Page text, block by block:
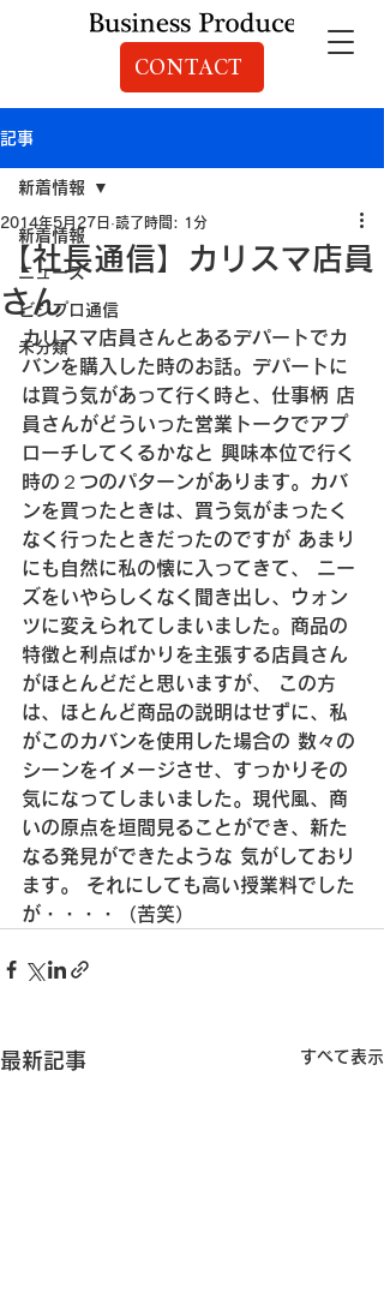
CONTACT
記事
新着情報
ニュース
ビジプロ通信
未分類
新着情報
【社長通信】カリスマ店員
さん
2014年5月27日 読了時間: 1分
カリスマ店員さんとあるデパートでカ
バンを購入した時のお話。 デパートに
は買う気があって行く時と、仕事柄 店
員さんがどういった営業トークでアプ
ローチしてくるかなと 興味本位で行く
時の２つのパターンがあります。
カバ
ンを買ったときは、買う気がまったく
なく行ったときだったのですが あまり
にも自然に私の懐に入ってきて、 ニー
ズをいやらしくなく聞き出し、ウォン
ツに変えられてしまいました。 商品の
特徴と利点ばかりを主張する店員さん
がほとんどだと思いますが、 この方
は、ほとんど商品の説明はせずに、私
がこのカバンを使用した場合の 数々の
シーンをイメージさせ、すっかりその
気になってしまいました。 現代風、商
いの原点を垣間見ることができ、新た
なる発見ができたような 気がしており
ます。 それにしても高い授業料でした
が・・・・（苦笑）
最新記事 すべて表示